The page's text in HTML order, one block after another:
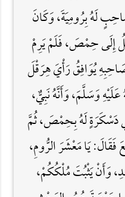
لَهُ بِرُومِيَةَ، وَكَانَ
إِلَى حِمْصَ، فَلَمْ يَرِمْ
يُوَافِقُ رَأْيَ هِرَقْلَ
وَسَلَّمَ، وَأَنَّهُ نَبِيٌّ،
دَسْكَرَةٍ لَهُ بِحِمْصَ، ثُمَّ
فَقَالَ: يَا مَعْشَرَ الرُّومِ،
وَأَنْ يَثْبُتَ مُلْكُكُمْ،